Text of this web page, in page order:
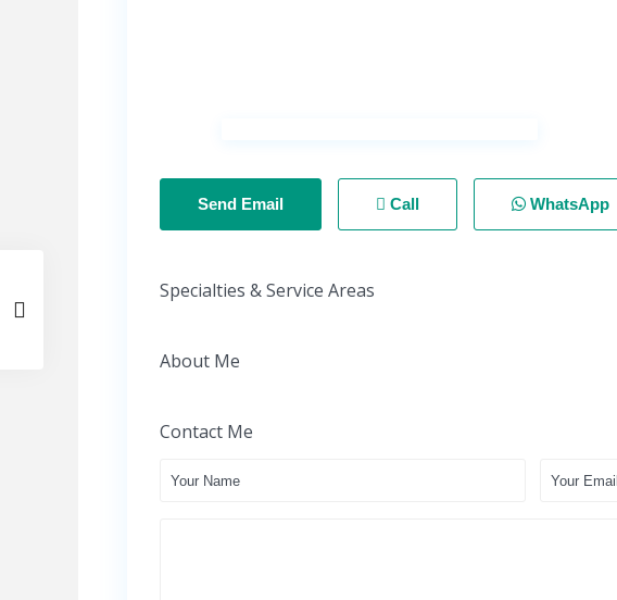
Send Email Call WhatsApp
Specialties & Service Areas
About Me
Contact Me